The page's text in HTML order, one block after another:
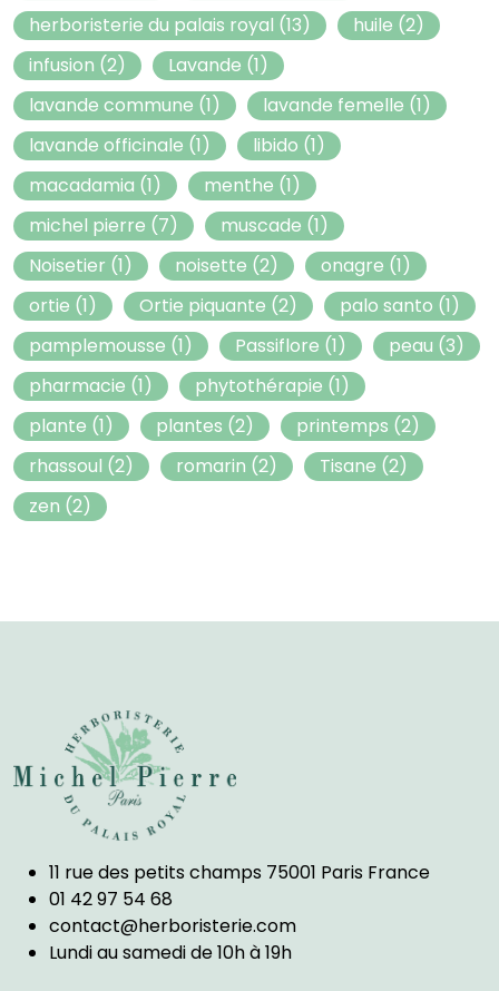
herboristerie du palais royal (13) huile (2)
infusion (2) Lavande (1)
lavande commune (1) lavande femelle (1)
lavande officinale (1) libido (1)
macadamia (1) menthe (1)
michel pierre (7) muscade (1)
Noisetier (1) noisette (2) onagre (1)
ortie (1) Ortie piquante (2) palo santo (1)
pamplemousse (1) Passiflore (1) peau (3)
pharmacie (1) phytothérapie (1)
plante (1) plantes (2) printemps (2)
rhassoul (2) romarin (2) Tisane (2)
zen (2)
11 rue des petits champs 75001 Paris France
01 42 97 54 68
contact@herboristerie.com
Lundi au samedi de 10h à 19h